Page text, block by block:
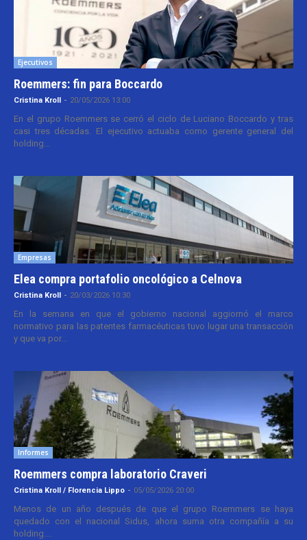
Ejecutivos
Roemmers: fin para Boccardo
Cristina Kroll - 20/05/2026 13:00
En el grupo Roemmers se cerró el ciclo de Luciano Boccardo y tras
casi tres décadas. El ejecutivo actuaba como gerente general del
holding...
Empresas
Elea compra portafolio oncológico a Celnova
Cristina Kroll - 20/03/2026 10:30
En la semana en que el gobierno nacional aggiornó el marco
normativo para las patentes farmacéuticas tuvo lugar una transacción
y que va por...
Informes
Roemmers compra laboratorio Craveri
Cristina Kroll / Florencia Lippo - 05/05/2026 20:00
Menos de un año después de que el grupo Roemmers se haya
quedado con el nacional Sidus, ahora suma otra compañía a su
holding....